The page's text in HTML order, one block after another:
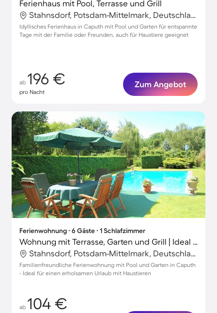
Ferienhaus mit Pool, Terrasse und Grill
Stahnsdorf, Potsdam-Mittelmark, Deutschland
Idyllisches Ferienhaus in Caputh mit Pool und Garten für entspannte
Tage mit der Familie oder Freunden, auch für Haustiere geeignet
ab 196 €
pro Nacht
Zum Angebot
Ferienwohnung ∙ 6 Gäste ∙ 1 Schlafzimmer
Wohnung mit Terrasse, Garten und Grill | Ideal für Homeoffice
Stahnsdorf, Potsdam-Mittelmark, Deutschland
Familienfreundliche Ferienwohnung mit Pool und Garten in Caputh
- Ideal für einen erholsamen Urlaub mit Haustieren
ab 104 €